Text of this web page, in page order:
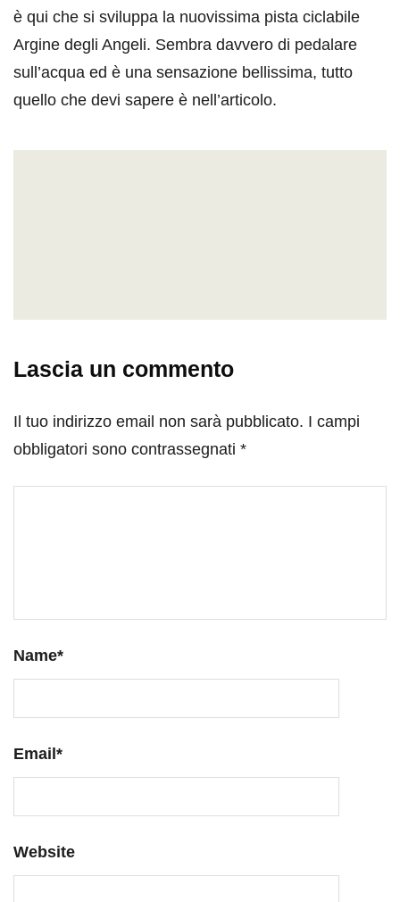
è qui che si sviluppa la nuovissima pista ciclabile
Argine degli Angeli. Sembra davvero di pedalare
sull’acqua ed è una sensazione bellissima, tutto
quello che devi sapere è nell’articolo.
Lascia un commento
Il tuo indirizzo email non sarà pubblicato. I campi
obbligatori sono contrassegnati *
Name*
Email *
Website